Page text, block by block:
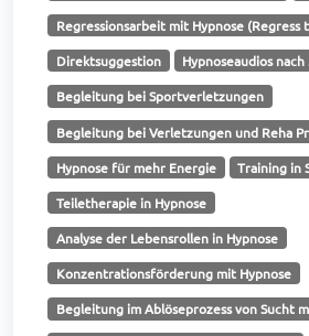
Regressionsarbeit mit Hypnose (Regress
Direktsuggestion Hypnoseaudios nach
Begleitung bei Sportverletzungen
Begleitung bei Verletzungen und Reha
Hypnose für mehr Energie Training in
Teiletherapie in Hypnose
Analyse der Lebensrollen in Hypnose
Konzentrationsförderung mit Hypnose
Begleitung im Ablöseprozess von Sucht